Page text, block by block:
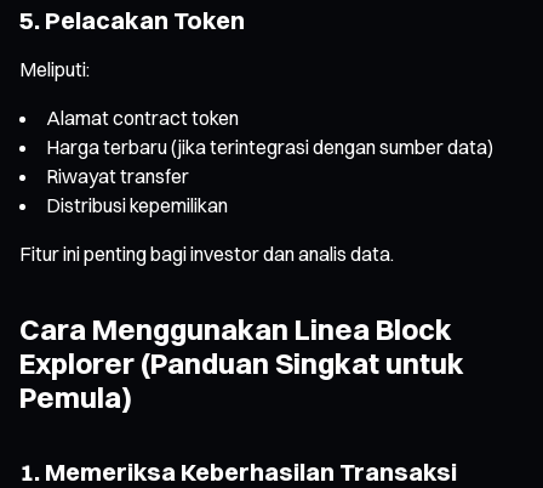
5. Pelacakan Token
Meliputi:
Alamat contract token
Harga terbaru (jika terintegrasi dengan sumber data)
Riwayat transfer
Distribusi kepemilikan
Fitur ini penting bagi investor dan analis data.
Cara Menggunakan Linea Block
Explorer (Panduan Singkat untuk
Pemula)
1. Memeriksa Keberhasilan Transaksi